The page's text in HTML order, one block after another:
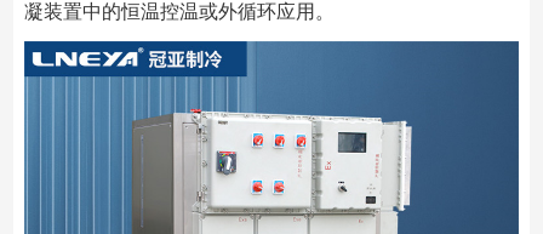
凝装置中的恒温控温或外循环应用。